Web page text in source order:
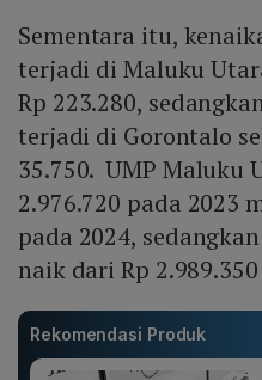
Sementara itu,
terjadi di Maluku
Rp 223.280,
terjadi di Gorontalo
35.750. UMP Maluku
2.976.720 pada 2023
pada 2024,
naik dari Rp
Rekomendasi Produk